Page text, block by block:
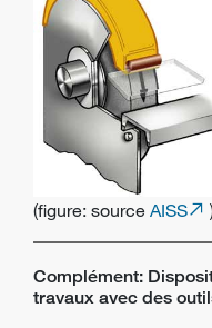
(figure: source AISS
Complément:
travaux avec des